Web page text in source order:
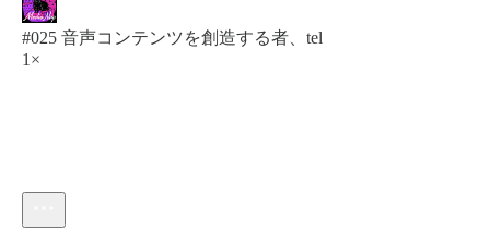
#025 音声コンテンツを創造する者、tel
1×